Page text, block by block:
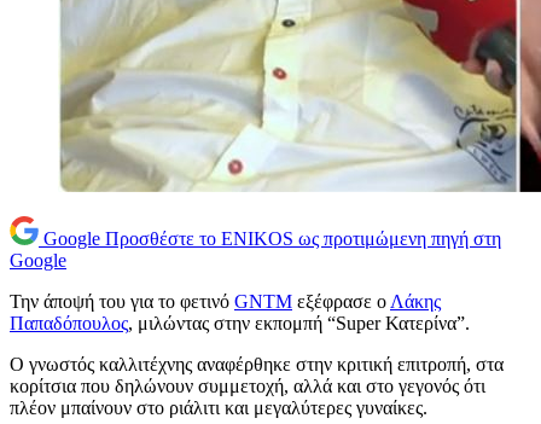
Google Προσθέστε το ENIKOS ως προτιμώμενη πηγή στη
Google
Την άποψή του για το φετινό GNTM εξέφρασε ο Λάκης
Παπαδόπουλος, μιλώντας στην εκπομπή “Super Κατερίνα”.
Ο γνωστός καλλιτέχνης αναφέρθηκε στην κριτική επιτροπή, στα
κορίτσια που δηλώνουν συμμετοχή, αλλά και στο γεγονός ότι
πλέον μπαίνουν στο ριάλιτι και μεγαλύτερες γυναίκες.